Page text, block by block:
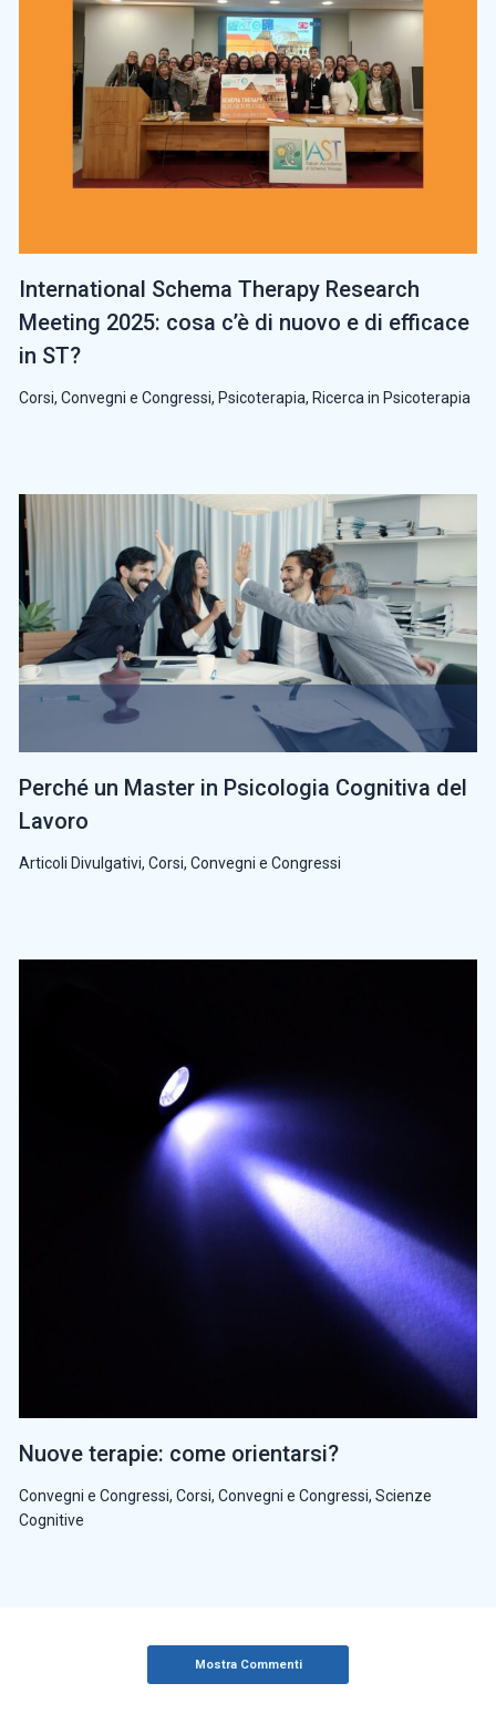
International Schema Therapy Research
Meeting 2025: cosa c’è di nuovo e di efficace
in ST?
Corsi, Convegni e Congressi, Psicoterapia, Ricerca in Psicoterapia
Perché un Master in Psicologia Cognitiva del
Lavoro
Articoli Divulgativi, Corsi, Convegni e Congressi
Nuove terapie: come orientarsi?
Convegni e Congressi, Corsi, Convegni e Congressi, Scienze
Cognitive
Mostra Commenti